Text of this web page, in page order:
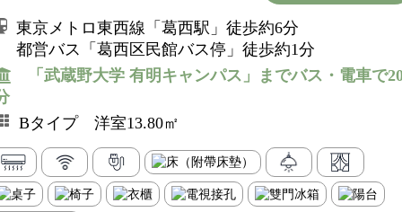
東京メトロ東西線「葛西駅」徒歩約6分
都営バス「葛西区民館バス停」徒歩約1分
「武蔵野大学 有明キャンパス」までバス・電車で
Bタイプ 洋室13.80㎡